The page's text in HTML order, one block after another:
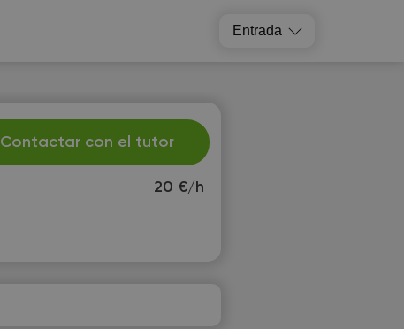
Entrada
20 €/h
Contactar con el tutor